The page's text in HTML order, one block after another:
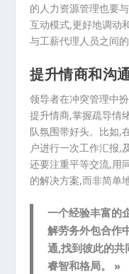
的人力资源管理也要
互动模式,更好地调动
与工薪代理人员之间
提升情商和沟
领导者在冲突管理中
提升情商,掌握疏导情
队氛围带好头。比如,
户进行一次工作汇报,
还要注重平等交流,用
的解决方案,而非简单
一个经验丰富的
解劳务外包合作
通,找到彼此的
睿智和格局。 »